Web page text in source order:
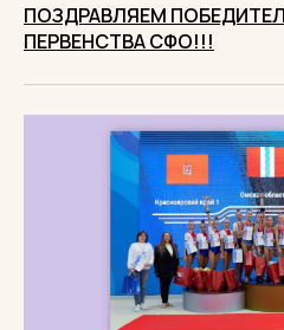
ПОЗДРАВЛЯЕМ
ПЕРВЕНСТВА СФО!!!